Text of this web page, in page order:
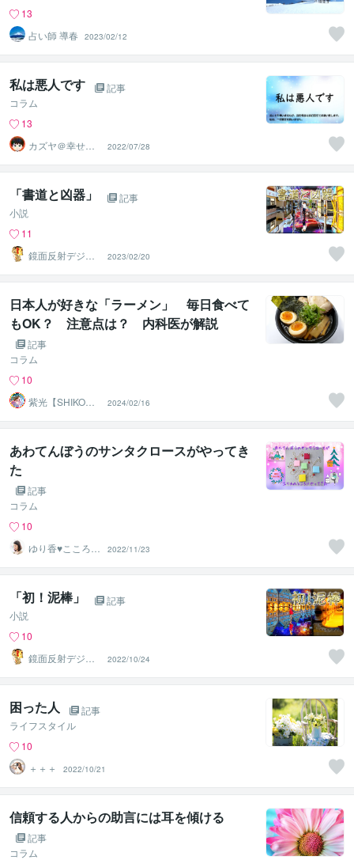
13
占い師 導春
2023/02/12
私は悪人です
記事
コラム
13
カズヤ＠幸せア
ドバイザー
2022/07/28
「書道と凶器」
記事
小説
11
鏡面反射デジタ
ルアート製作所
（鈴木穣）
2023/02/20
日本人が好きな「ラーメン」 毎日食べて
もOK？ 注意点は？ 内科医が解説
記事
コラム
10
紫光【SHIKO】
遠隔透視鑑定士
2024/02/16
あわてんぼうのサンタクロースがやってき
た
記事
コラム
10
ゆり香♥️こころの
放課後カフェ ♫
2022/11/23
「初！泥棒」
記事
小説
10
鏡面反射デジタ
ルアート製作所
（鈴木穣）
2022/10/24
困った人
記事
ライフスタイル
10
＋＋＋
2022/10/21
信頼する人からの助言には耳を傾ける
記事
コラム